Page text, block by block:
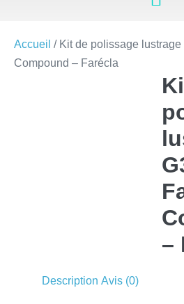
Accueil / Kit de polissage
Compound – Farécla
–
Description Avis (0)